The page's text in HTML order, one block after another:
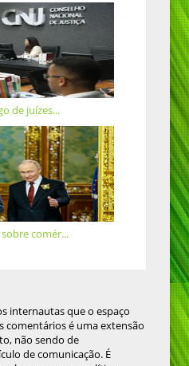
de juízes...
comér...
internautas que o espaço
comentários é uma extensão
não sendo de
de comunicação. É